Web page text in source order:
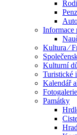
Informace
Kultura ⁄
Kulturní
Turistické
Kalendář
Fotogalerie
Památky